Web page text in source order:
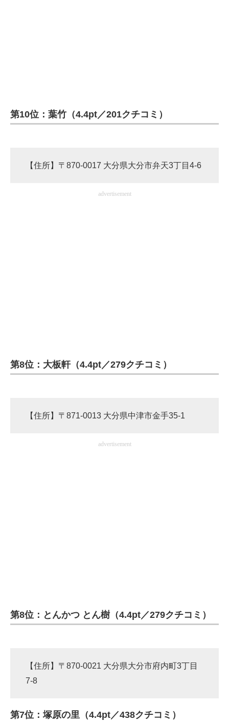
第10位：葉竹（4.4pt／201クチコミ）
【住所】〒870-0017 大分県大分市弁天3丁目4-6
advertisement
第8位：大板軒（4.4pt／279クチコミ）
【住所】〒871-0013 大分県中津市金手35-1
advertisement
第8位：とんかつ とん樹（4.4pt／279クチコミ）
【住所】〒870-0021 大分県大分市府内町3丁目
7-8
第7位：塚原の里（4.4pt／438クチコミ）